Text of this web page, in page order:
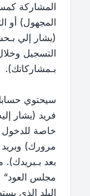
المشاركة
المجهول) أو
(يشار إلي
التسجيل
بـمشاركاتك).
سيحتوي
فريد (يشار
خاصة للدخول
مرورك)
بعد
مجلس العود“
البلد الذي